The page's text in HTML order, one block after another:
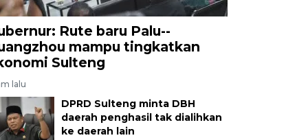
Rute baru Palu--
mampu tingkatkan
Sulteng
lalu
DPRD Sulteng minta DBH
daerah penghasil tak dialihkan
ke daerah lain